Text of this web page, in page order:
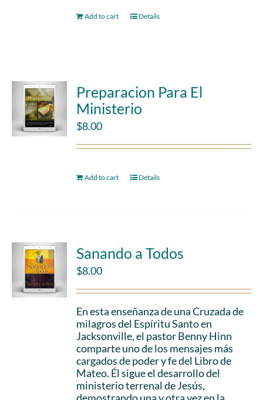
Add to cart Details
Preparacion Para El
Ministerio
$8.00
Add to cart Details
Sanando a Todos
$8.00
En esta enseñanza de una Cruzada de
milagros del Espíritu Santo en
Jacksonville, el pastor Benny Hinn
comparte uno de los mensajes más
cargados de poder y fe del Libro de
Mateo. Él sigue el desarrollo del
ministerio terrenal de Jesús,